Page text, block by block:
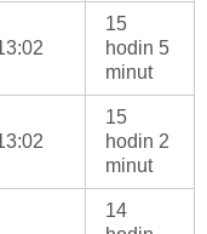
15
hodin 5
minut
15
hodin 2
minut
14